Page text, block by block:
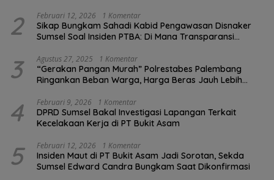
2 Februari 12, 2026 1 Komentar
Sikap Bungkam Sahadi Kabid Pengawasan Disnaker
Sumsel Soal Insiden PTBA: Di Mana Transparansi
3 Agustus 27, 2025 1 Komentar
“Gerakan Pangan Murah” Polrestabes Palembang
Ringankan Beban Warga, Harga Beras Jauh Lebih
4 Februari 9, 2026 1 Komentar
DPRD Sumsel Bakal Investigasi Lapangan Terkait
Kecelakaan Kerja di PT Bukit Asam
5 Februari 12, 2026 1 Komentar
Insiden Maut di PT Bukit Asam Jadi Sorotan, Sekda
Sumsel Edward Candra Bungkam Saat Dikonfirmasi